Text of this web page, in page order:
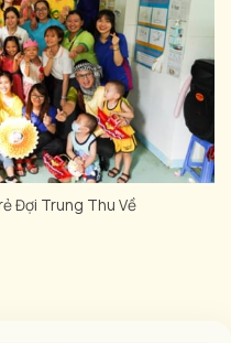
Đợi Trung Thu Về